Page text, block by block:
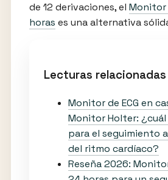
de 12 derivaciones, el Monitor
horas es una alternativa
Lecturas relacionadas
Monitor de ECG en
Monitor Holter: ¿cuál
para el seguimiento
del ritmo cardíaco?
Reseña 2026: